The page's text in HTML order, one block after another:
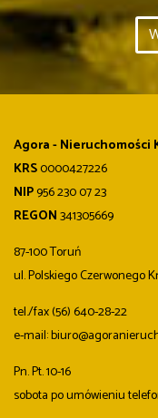
Agora - Nieruchomości
KRS0000427226
NIP956 230 07 23
REGON341305669
87-100 Toruń
ul. Polskiego Czerwonego
tel./fax (56) 640-28-22
e-mail:
Pn. Pt. 10-16
sobota po umówieniu